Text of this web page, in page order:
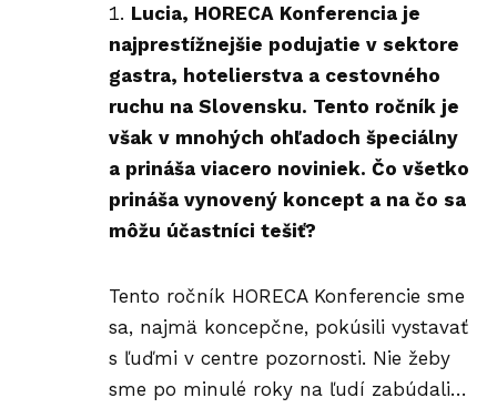
Lucia, HORECA Konferencia je
najprestížnejšie podujatie v sektore
gastra, hotelierstva a cestovného
ruchu na Slovensku. Tento ročník je
však v mnohých ohľadoch špeciálny
a prináša viacero noviniek. Čo všetko
prináša vynovený koncept a na čo sa
môžu účastníci tešiť?
Tento ročník HORECA Konferencie sme
sa, najmä koncepčne, pokúsili vystavať
s ľuďmi v centre pozornosti. Nie žeby
sme po minulé roky na ľudí zabúdali…